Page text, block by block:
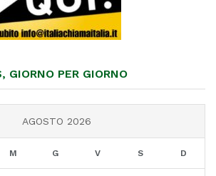
GIORNO PER GIORNO
AGOSTO 2026
M G V S D